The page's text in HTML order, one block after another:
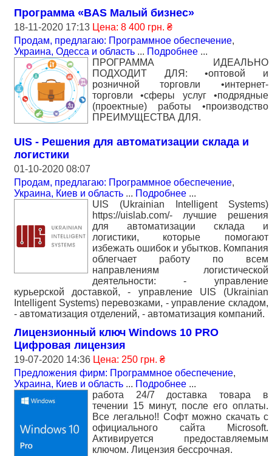
Программа «BAS Малый бизнес»
18-11-2020 17:13 Цена: 8 400 грн. ₴
Продам, предлагаю: Программное обеспечение,
Украина, Одесса и область ... Подробнее ...
ПРОГРАММА ИДЕАЛЬНО
ПОДХОДИТ ДЛЯ: •оптовой и
розничной торговли •интернет-
торговли •сферы услуг •подрядные
(проектные) работы •производство
ПРЕИМУЩЕСТВА ДЛЯ.
UIS - Решения для автоматизации склада и
логистики
01-10-2020 08:07
Продам, предлагаю: Программное обеспечение,
Украина, Киев и область ... Подробнее ...
UIS (Ukrainian Intelligent Systems)
https://uislab.com/- лучшие решения
для автоматизации склада и
логистики, которые помогают
избежать ошибок и убытков. Компания
облегчает работу по всем
направлениям логистической
деятельности: - управление
курьерской доставкой, - управление UIS (Ukrainian
Intelligent Systems) перевозками, - управление складом,
- автоматизация отделений, - автоматизация компаний.
Лицензионный ключ Windows 10 PRO
Цифровая лицензия
19-07-2020 14:36 Цена: 250 грн. ₴
Предложения фирм: Программное обеспечение,
Украина, Киев и область ... Подробнее ...
работа 24/7 доставка товара в
течении 15 минут, после его оплаты.
Все легально!! Софт можно скачать с
официального сайта Microsoft.
Активируется предоставляемым
ключом. Лицензия бессрочная.